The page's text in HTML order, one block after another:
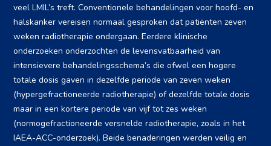
veel LMIL’s treft. Conventionele behandelingen voor hoofd- en
halskanker vereisen normaal gesproken dat patiënten zeven
weken radiotherapie ondergaan. Eerdere klinische
onderzoeken onderzochten de levensvatbaarheid van
intensievere behandelingsschema’s die ofwel een hogere
totale dosis gaven in dezelfde periode van zeven weken
(hypergefractioneerde radiotherapie) of dezelfde totale dosis
maar in een kortere periode van vijf tot zes weken
(normogefractioneerde versnelde radiotherapie, zoals in het
IAEA-ACC-onderzoek). Beide benaderingen werden veilig en